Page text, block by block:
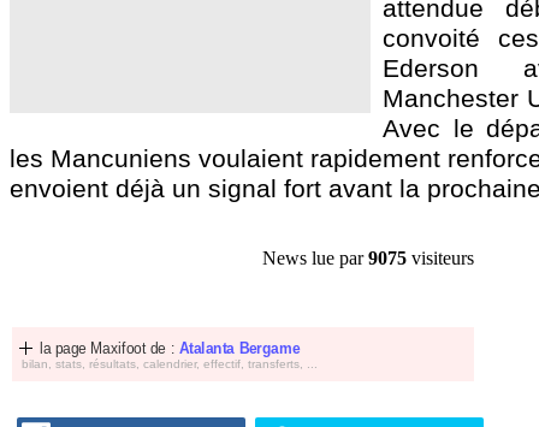
attendue
convoité
Ederson
Manchester
Avec le
les Mancuniens voulaient rapidement
envoient déjà un signal fort avant la
News lue par9075 visiteurs
la page Maxifoot de : Atalanta Bergame
bilan, stats, résultats, calendrier, effectif, transferts, ...